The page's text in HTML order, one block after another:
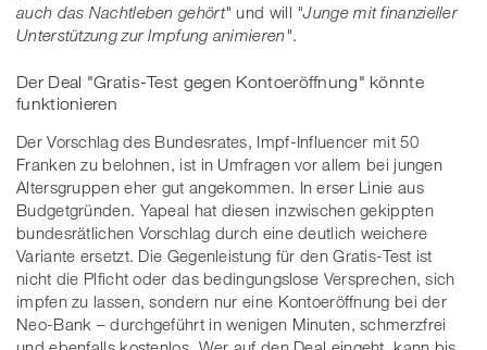
auch das Nachtleben gehört" und will "Junge mit finanzieller
Unterstützung zur Impfung animieren".
Der Deal "Gratis-Test gegen Kontoeröffnung" könnte
funktionieren
Der Vorschlag des Bundesrates, Impf-Influencer mit 50
Franken zu belohnen, ist in Umfragen vor allem bei jungen
Altersgruppen eher gut angekommen. In erser Linie aus
Budgetgründen. Yapeal hat diesen inzwischen gekippten
bundesrätlichen Vorschlag durch eine deutlich weichere
Variante ersetzt. Die Gegenleistung für den Gratis-Test ist
nicht die Plficht oder das bedingungslose Versprechen, sich
impfen zu lassen, sondern nur eine Kontoeröffnung bei der
Neo-Bank – durchgeführt in wenigen Minuten, schmerzfrei